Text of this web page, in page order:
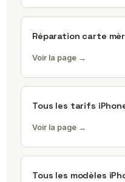
Réparation carte
Voir la page →
Tous les tarifs
Voir la page →
Tous les modèles